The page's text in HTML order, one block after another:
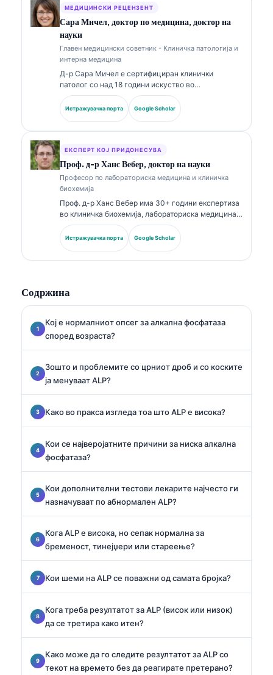
медицина.
МЕДИЦИНСКИ РЕЦЕНЗЕНТ
Сара Мичел, доктор по медицина, доктор на
науки
Главен медицински советник - Клиничка патологија и
интерна медицина
Д-р Сара Мичел е сертифициран клинички
патолог со над 18 години искуство во
лабораториска медицина и дијагностичка
анализа. Има специјализирани сертификати во
клиничка хемија и има објавено обемно за панели
Истражувачка порта Google Scholar
ЕКСПЕРТ КОЈ ПРИДОНЕСУВА
Проф. д-р Ханс Вебер, доктор на науки
Професор по лабораториска медицина и клиничка
биохемија
Проф. д-р Ханс Вебер има 30+ години експертиза
во клиничка биохемија, лабораториска медицина и
истражување на биомаркери. Поранешен
претседател на Германското друштво за клиничка
хемија, тој се специјализира за анализа на
Истражувачка порта Google Scholar
Содржина
Кој е нормалниот опсег за алкална фосфатаза
според возраста?
Зошто и проблемите со црниот дроб и со коските
ја менуваат ALP?
Како во пракса изгледа тоа што ALP е висока?
Кои се најверојатните причини за ниска алкална
фосфатаза?
Кои дополнителни тестови лекарите најчесто ги
назначуваат по абнормален ALP?
Кога ALP е висока, но сепак нормална за
бременост, тинејџери или стареење?
Кои шеми на ALP се поважни од самата бројка?
Кога треба резултатот за ALP (висок или низок)
да се третира како итен?
Како може да го следите резултатот за ALP со
текот на времето без да реагирате претерано?